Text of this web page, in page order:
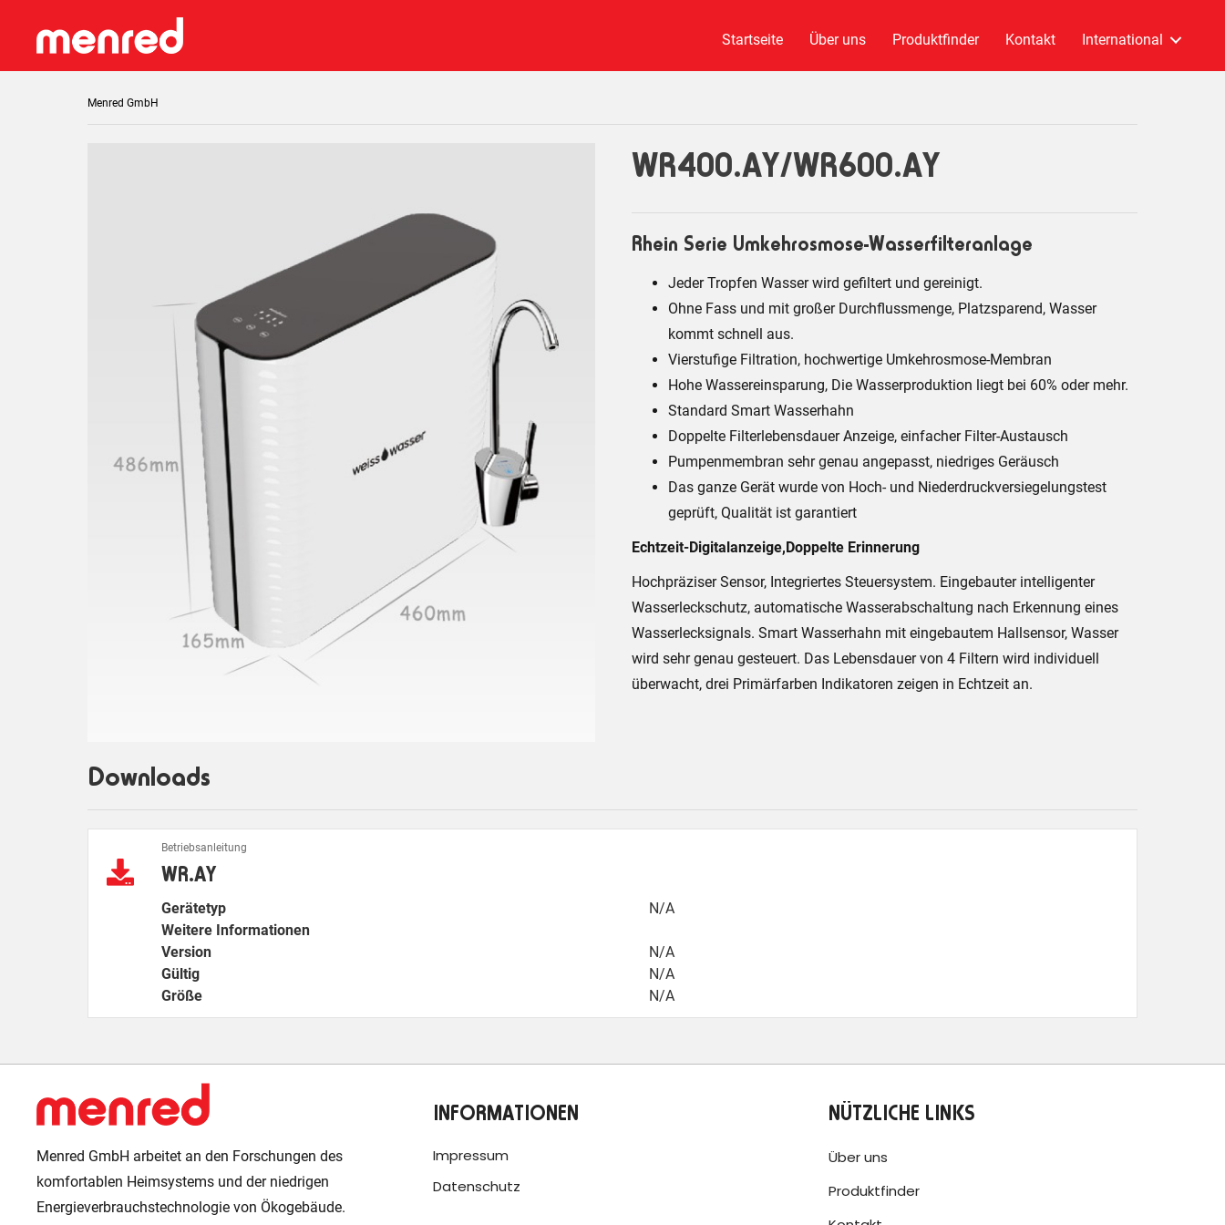
Startseite Über uns Produktfinder Kontakt International
Menred GmbH
WR400.AY/WR600.AY
Rhein Serie Umkehrosmose-Wasserfilteranlage
Jeder Tropfen Wasser wird gefiltert und gereinigt.
Ohne Fass und mit großer Durchflussmenge, Platzsparend, Wasser
kommt schnell aus.
Vierstufige Filtration, hochwertige Umkehrosmose-Membran
Hohe Wassereinsparung, Die Wasserproduktion liegt bei 60% oder mehr.
Standard Smart Wasserhahn
Doppelte Filterlebensdauer Anzeige, einfacher Filter-Austausch
Pumpenmembran sehr genau angepasst, niedriges Geräusch
Das ganze Gerät wurde von Hoch- und Niederdruckversiegelungstest
geprüft, Qualität ist garantiert
Echtzeit-Digitalanzeige,Doppelte Erinnerung
Hochpräziser Sensor, Integriertes Steuersystem. Eingebauter intelligenter
Wasserleckschutz, automatische Wasserabschaltung nach Erkennung eines
Wasserlecksignals. Smart Wasserhahn mit eingebautem Hallsensor, Wasser
wird sehr genau gesteuert. Das Lebensdauer von 4 Filtern wird individuell
überwacht, drei Primärfarben Indikatoren zeigen in Echtzeit an.
Downloads
Betriebsanleitung
WR.AY
Gerätetyp
N/A
Weitere Informationen
Version
N/A
Gültig
N/A
Größe
N/A
Menred GmbH arbeitet an den Forschungen des
komfortablen Heimsystems und der niedrigen
Energieverbrauchstechnologie von Ökogebäude.
INFORMATIONEN
Impressum
Datenschutz
NÜTZLICHE LINKS
Über uns
Produktfinder